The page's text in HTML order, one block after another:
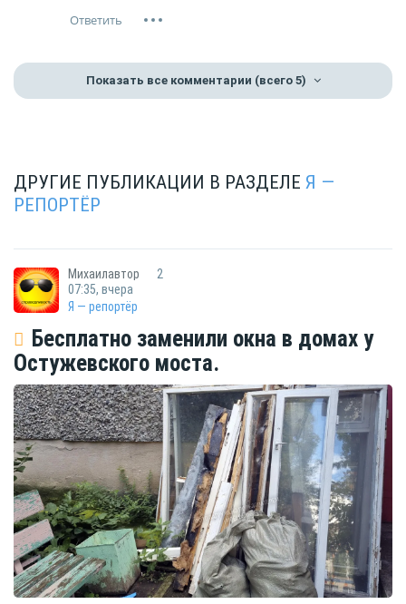
Показать все комментарии (всего 5)
ДРУГИЕ ПУБЛИКАЦИИ В РАЗДЕЛЕ Я —
РЕПОРТЁР
Михаилавтор
2
07:35, вчера
Я — репортёр
Бесплатно заменили окна в домах у
Остужевского моста.